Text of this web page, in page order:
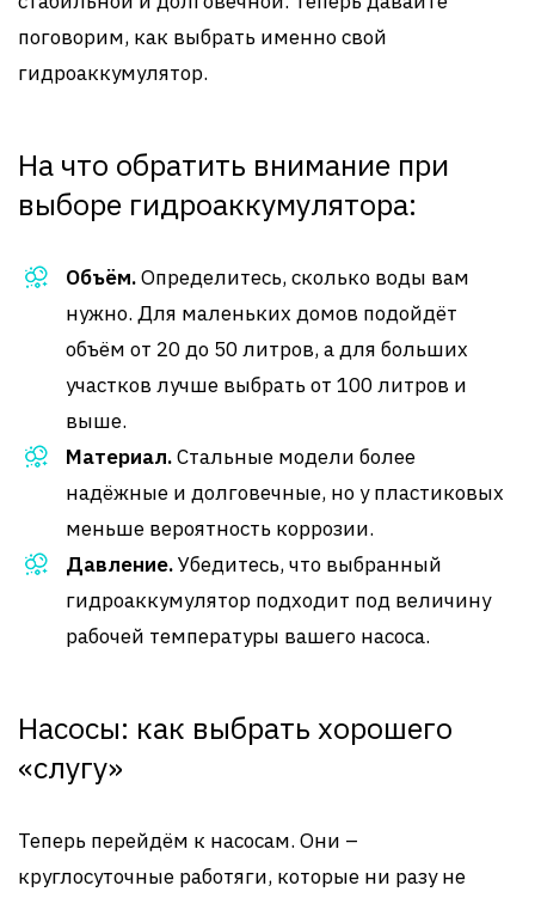
поговорим, как выбрать именно свой
гидроаккумулятор.
На что обратить внимание при
выборе гидроаккумулятора:
Объём.Определитесь, сколько воды вам
нужно. Для маленьких домов подойдёт
объём от 20 до 50 литров, а для больших
участков лучше выбрать от 100 литров и
выше.
Материал.Стальные модели более
надёжные и долговечные, но у пластиковых
меньше вероятность коррозии.
Давление.Убедитесь, что выбранный
гидроаккумулятор подходит под величину
рабочей температуры вашего насоса.
Насосы: как выбрать хорошего
«слугу»
Теперь перейдём к насосам. Они –
круглосуточные работяги, которые ни разу не